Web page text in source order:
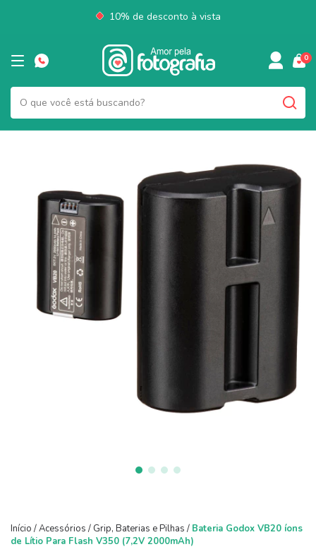
10% de desconto à vista
0
Início /Acessórios / Grip, Baterias e Pilhas / Bateria Godox VB20 íons
de Lítio Para Flash V350 (7,2V 2000mAh)